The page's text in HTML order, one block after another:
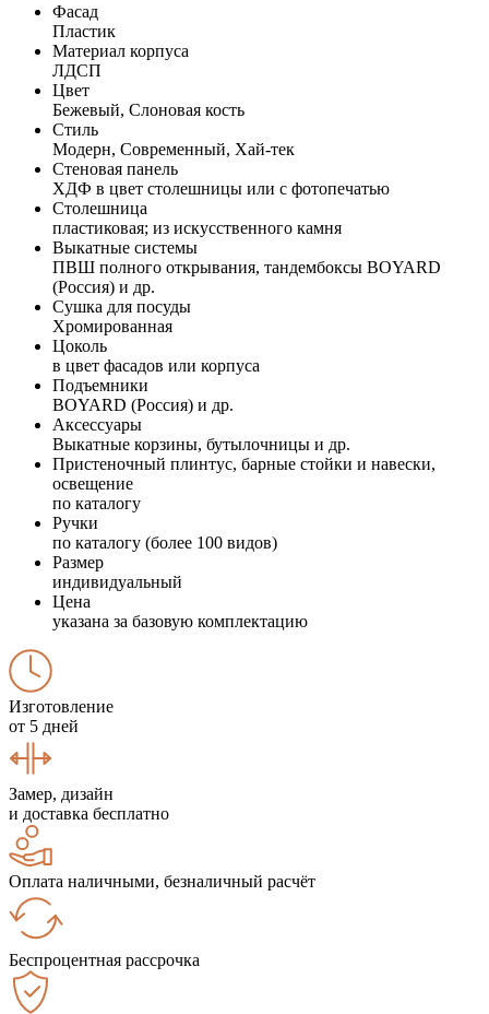
Фасад
Пластик
Материал корпуса
ЛДСП
Цвет
Бежевый, Слоновая кость
Стиль
Модерн, Современный, Хай-тек
Стеновая панель
ХДФ в цвет столешницы или с фотопечатью
Столешница
пластиковая; из искусственного камня
Выкатные системы
ПВШ полного открывания, тандембоксы BOYARD
(Россия) и др.
Сушка для посуды
Хромированная
Цоколь
в цвет фасадов или корпуса
Подъемники
BOYARD (Россия) и др.
Аксессуары
Выкатные корзины, бутылочницы и др.
Пристеночный плинтус, барные стойки и навески,
освещение
по каталогу
Ручки
по каталогу (более 100 видов)
Размер
индивидуальный
Цена
указана за базовую комплектацию
Изготовление
от 5 дней
Замер, дизайн
и доставка бесплатно
Оплата наличными, безналичный расчёт
Беспроцентная рассрочка